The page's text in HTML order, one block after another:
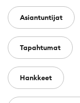
Asiantuntijat
Tapahtumat
Hankkeet